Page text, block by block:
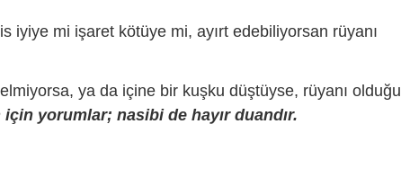
iyiye mi işaret kötüye mi, ayırt edebiliyorsan rüyanı
ya da içine bir kuşku düştüyse, rüyanı olduğu
yorumlar; nasibi de hayır duandır.